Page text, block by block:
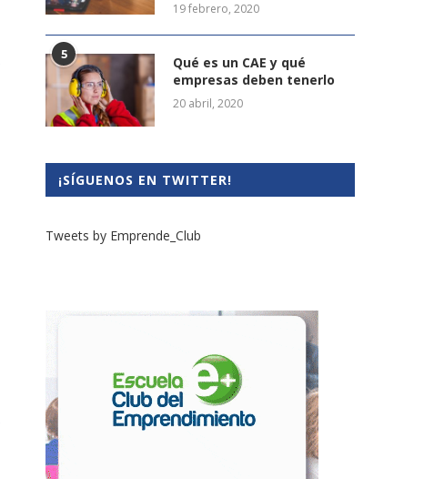
Nueva edición de startup OLÉ en
IEBS abre inscripciones
14ª edición del...
2 octubre, 2024
19 febrero, 2020
5
Qué es un CAE y qué
empresas deben tenerlo
20 abril, 2020
¡SÍGUENOS EN TWITTER!
Tweets by Emprende_Club